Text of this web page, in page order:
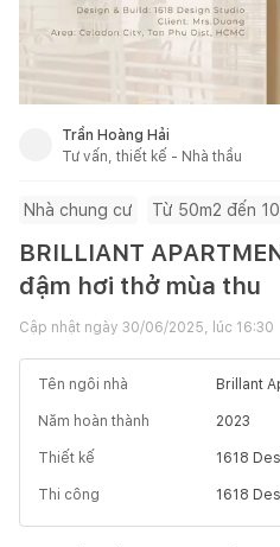
Trần Hoàng Hải
Tư vấn, thiết kế - Nhà thầu
Nhà chung cư Từ 50m2 đến
BRILLIANT
đậm hơi thở mùa thu
Cập nhật ngày 30/06/2025, lúc 16:30
Tên ngôi nhà Brillant
Năm hoàn thành 2023
Thiết kế 1618
Thi công 1618